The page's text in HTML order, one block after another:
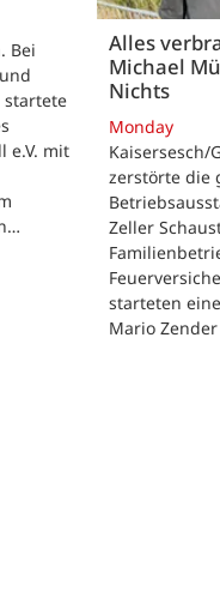
Bei
startete
e.V. mit
Alles
Michael
Nichts
Monday
Kaisersesch/
zerstörte die
Zeller
starteten
Mario